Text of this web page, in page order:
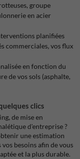
groupe
en acier
planifiées
commerciales, vos flux
en fonction du
de vos sols (asphalte,
clics
de mise en
d'entreprise ?
une estimation
besoins afin de vous
et la plus durable.